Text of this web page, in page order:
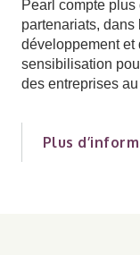
Pearl compte
partenariats,
développement et
sensibilisation
des entreprises
Plus